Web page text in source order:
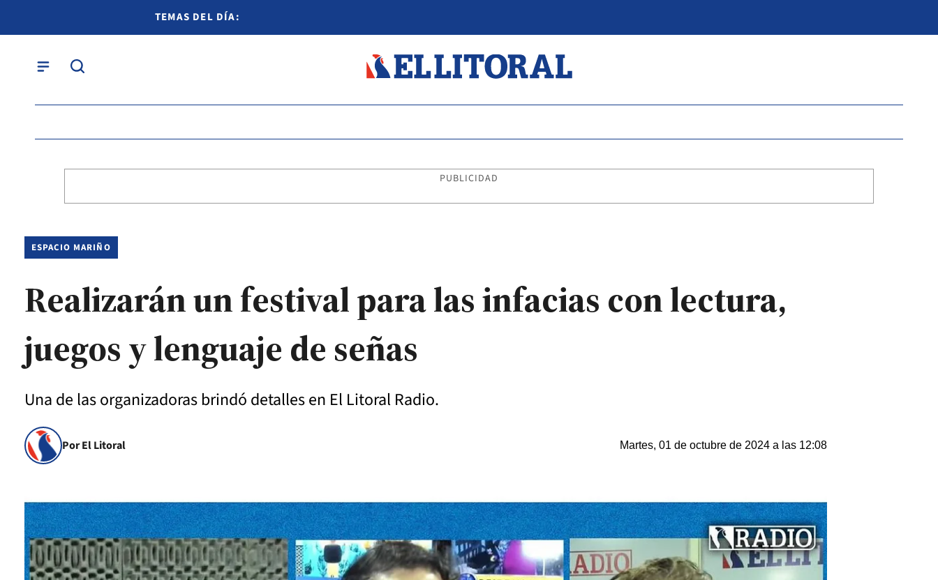
TEMAS DEL DÍA:
PUBLICIDAD
ESPACIO MARIÑO
Realizarán un festival para las infacias con lectura,
juegos y lenguaje de señas
Una de las organizadoras brindó detalles en El Litoral Radio.
Por El Litoral Martes, 01 de octubre de 2024 a las 12:08